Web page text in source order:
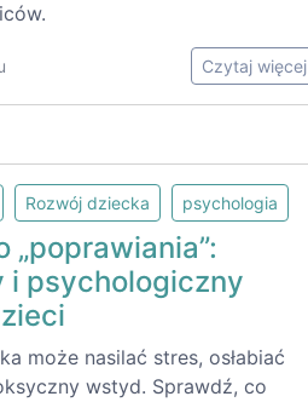
Czytaj więcej
Rozwój dziecka psychologia
„poprawiania”:
i psychologiczny
może nasilać stres, osłabiać
wstyd. Sprawdź, co